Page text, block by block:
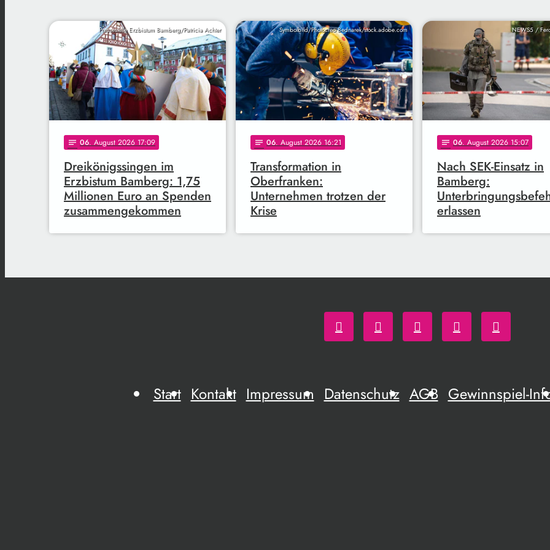
Pressestelle Erzbistum Bamberg/Patricia Achter
notes 06. August 2026 17:09
Dreikönigssingen im
Erzbistum Bamberg: 1,75
Millionen Euro an Spenden
zusammengekommen
Symbolbild/Photocreo Bednarek/stock.adobe.com
notes 06. August 2026 16:21
Transformation in
Oberfranken:
Unternehmen trotzen der
Krise
NEWS5 /
notes 06. August 2026 15:07
Nach SEK-Einsatz in
Bamberg:
erlassen
Start Kontakt Impressum Datenschutz AGB Gewinnspiel-